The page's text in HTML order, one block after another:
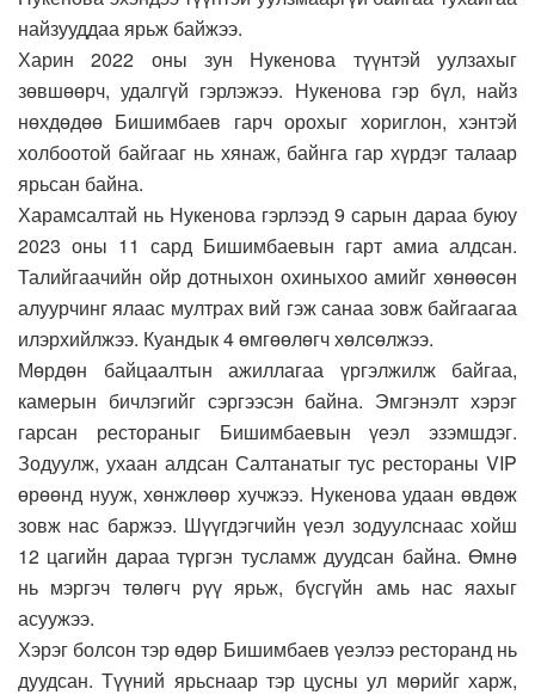
найзууддаа ярьж байжээ.
Харин 2022 оны зун Нукенова түүнтэй уулзахыг
зөвшөөрч, удалгүй гэрлэжээ. Нукенова гэр бүл, найз
нөхдөдөө Бишимбаев гарч орохыг хориглон, хэнтэй
холбоотой байгааг нь хянаж, байнга гар хүрдэг талаар
ярьсан байна.
Харамсалтай нь Нукенова гэрлээд 9 сарын дараа буюу
2023 оны 11 сард Бишимбаевын гарт амиа алдсан.
Талийгаачийн ойр дотныхон охиныхоо амийг хөнөөсөн
алуурчинг ялаас мултрах вий гэж санаа зовж байгаагаа
илэрхийлжээ. Куандык 4 өмгөөлөгч хөлсөлжээ.
Мөрдөн байцаалтын ажиллагаа үргэлжилж байгаа,
камерын бичлэгийг сэргээсэн байна. Эмгэнэлт хэрэг
гарсан рестораныг Бишимбаевын үеэл эзэмшдэг.
Зодуулж, ухаан алдсан Салтанатыг тус рестораны VIP
өрөөнд нууж, хөнжлөөр хучжээ. Нукенова удаан өвдөж
зовж нас баржээ. Шүүгдэгчийн үеэл зодуулснаас хойш
12 цагийн дараа түргэн тусламж дуудсан байна. Өмнө
нь мэргэч төлөгч рүү ярьж, бүсгүйн амь нас яахыг
асуужээ.
Хэрэг болсон тэр өдөр Бишимбаев үеэлээ ресторанд нь
дуудсан. Түүний ярьснаар тэр цусны ул мөрийг харж,